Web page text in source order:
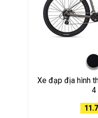
Xe đạp địa hình
4